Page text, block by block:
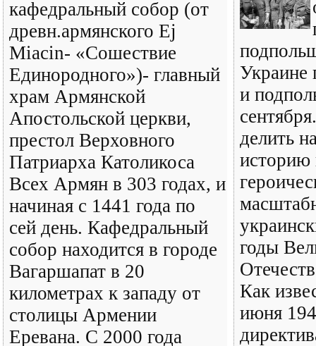
кафедральный собор (от
древн.армянского Ej
Miacin- «Сошествие
Единородного»)- главный
храм Армянской
Апостольской церкви,
престол Верховного
Патриарха Католикоса
Всех Армян в 303 годах, и
начиная с 1441 года по
сей день. Кафедральный
собор находится в городе
Вагаршапат в 20
километрах к западу от
столицы Армении
Еревана. С 2000 года
Украине
и
делить
историю
годы
Как
июня